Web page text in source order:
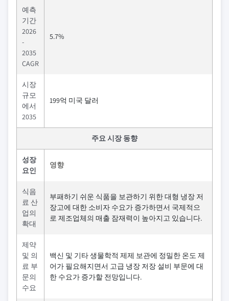
예측
기간
2026
-
2035
CAGR
5.7%
시장
규모
에서
2035
199억 미국 달러
주요 시장 동향
성장
요인
영향
식음
료 산
업의
확대
부패하기 쉬운 식품을 보관하기 위한 대형 냉장 저
장고에 대한 소비자 수요가 증가하면서 국제적으
로 제조업체의 매출 잠재력이 높아지고 있습니다.
제약
및 의
료 부
문의
수요
백신 및 기타 생물학적 제제 보관에 정밀한 온도 제
어가 필요해지면서 고급 냉장 저장 설비 부문에 대
한 수요가 증가할 전망입니다.